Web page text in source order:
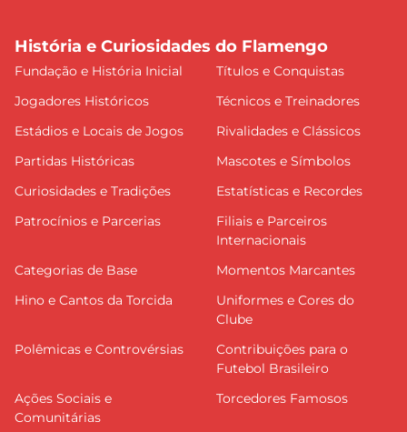
História e Curiosidades do Flamengo
Fundação e História Inicial
Títulos e Conquistas
Jogadores Históricos
Técnicos e Treinadores
Estádios e Locais de Jogos
Rivalidades e Clássicos
Partidas Históricas
Mascotes e Símbolos
Curiosidades e Tradições
Estatísticas e Recordes
Patrocínios e Parcerias
Filiais e Parceiros
Internacionais
Categorias de Base
Momentos Marcantes
Hino e Cantos da Torcida
Uniformes e Cores do
Clube
Polêmicas e Controvérsias
Contribuições para o
Futebol Brasileiro
Ações Sociais e
Comunitárias
Torcedores Famosos